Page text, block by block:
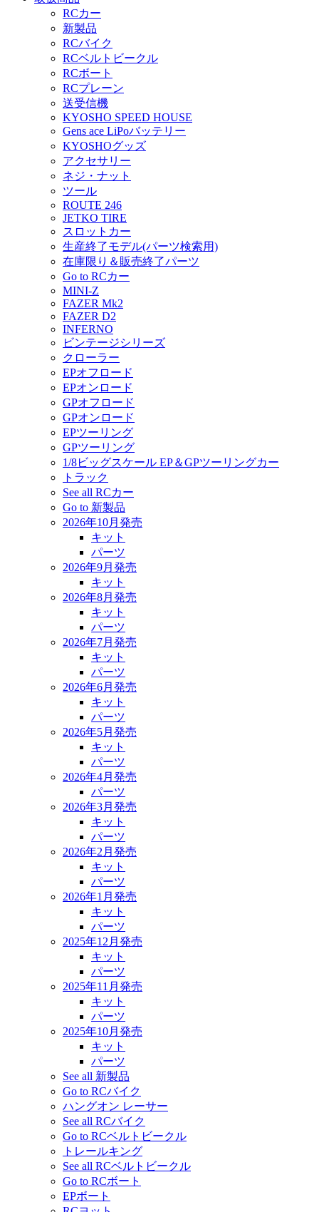
RCカー
新製品
RCバイク
RCベルトビークル
RCボート
RCプレーン
送受信機
KYOSHO SPEED HOUSE
Gens ace LiPoバッテリー
KYOSHOグッズ
アクセサリー
ネジ・ナット
ツール
ROUTE 246
JETKO TIRE
スロットカー
生産終了モデル(パーツ検索用)
在庫限り＆販売終了パーツ
Go to RCカー
MINI-Z
FAZER Mk2
FAZER D2
INFERNO
ビンテージシリーズ
クローラー
EPオフロード
EPオンロード
GPオフロード
GPオンロード
EPツーリング
GPツーリング
1/8ビッグスケール EP＆GPツーリングカー
トラック
See all RCカー
Go to 新製品
2026年10月発売
キット
パーツ
2026年9月発売
キット
2026年8月発売
キット
パーツ
2026年7月発売
キット
パーツ
2026年6月発売
キット
パーツ
2026年5月発売
キット
パーツ
2026年4月発売
パーツ
2026年3月発売
キット
パーツ
2026年2月発売
キット
パーツ
2026年1月発売
キット
パーツ
2025年12月発売
キット
パーツ
2025年11月発売
キット
パーツ
2025年10月発売
キット
パーツ
See all 新製品
Go to RCバイク
ハングオン レーサー
See all RCバイク
Go to RCベルトビークル
トレールキング
See all RCベルトビークル
Go to RCボート
EPボート